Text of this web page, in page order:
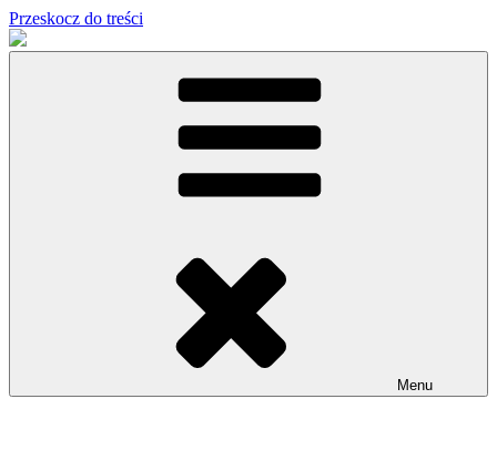
Przeskocz do treści
Menu